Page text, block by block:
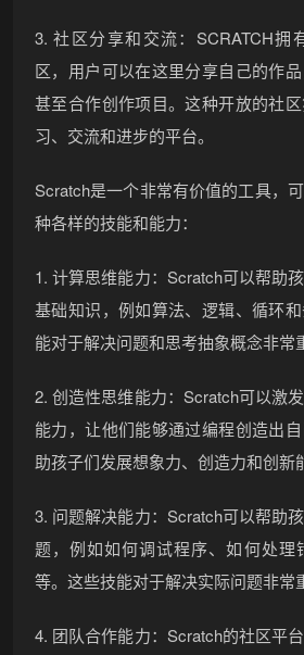
3. 社区分享和交流：SCRATCH拥
区，用户可以在这里分享自己的作品
甚至合作创作项目。这种开放的社
习、交流和进步的平台。
Scratch是一个非常有价值的工具，
种各样的技能和能力：
1. 计算思维能力：Scratch可以帮助
基础知识，例如算法、逻辑、循环
能对于解决问题和思考抽象概念非常
2. 创造性思维能力：Scratch可以激
能力，让他们能够通过编程创造出
助孩子们发展想象力、创造力和创新
3. 问题解决能力：Scratch可以帮助
题，例如如何调试程序、如何处理
等。这些技能对于解决实际问题非常
4. 团队合作能力：Scratch的社区平